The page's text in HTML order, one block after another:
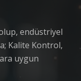
endüstriyel
Kalite Kontrol,
uygun